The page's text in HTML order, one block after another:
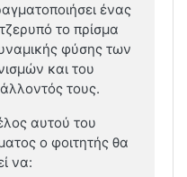
ένας
το πρίσμα
φύσης των
και του
τους.
αυτού του
ο φοιτητής θα
να: